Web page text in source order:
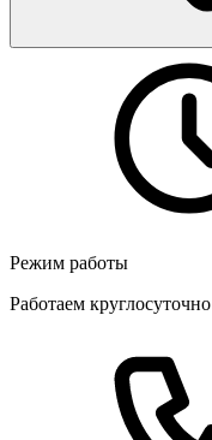
Режим работы
Работаем круглосуточно